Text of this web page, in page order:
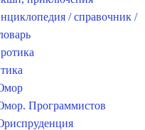
/ справочник /
Программистов